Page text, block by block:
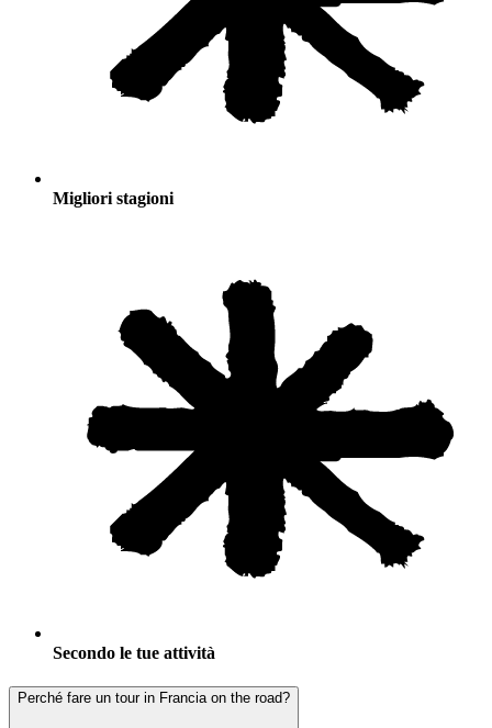
Migliori stagioni
Secondo le tue attività
Perché fare un tour in Francia on the road?